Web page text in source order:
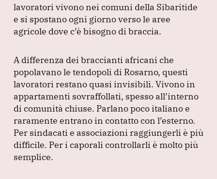
lavoratori vivono nei comuni della Sibaritide
e si spostano ogni giorno verso le aree
agricole dove c’è bisogno di braccia.
A differenza dei braccianti africani che
popolavano le tendopoli di Rosarno, questi
lavoratori restano quasi invisibili. Vivono in
appartamenti sovraffollati, spesso all’interno
di comunità chiuse. Parlano poco italiano e
raramente entrano in contatto con l’esterno.
Per sindacati e associazioni raggiungerli è più
difficile. Per i caporali controllarli è molto più
semplice.